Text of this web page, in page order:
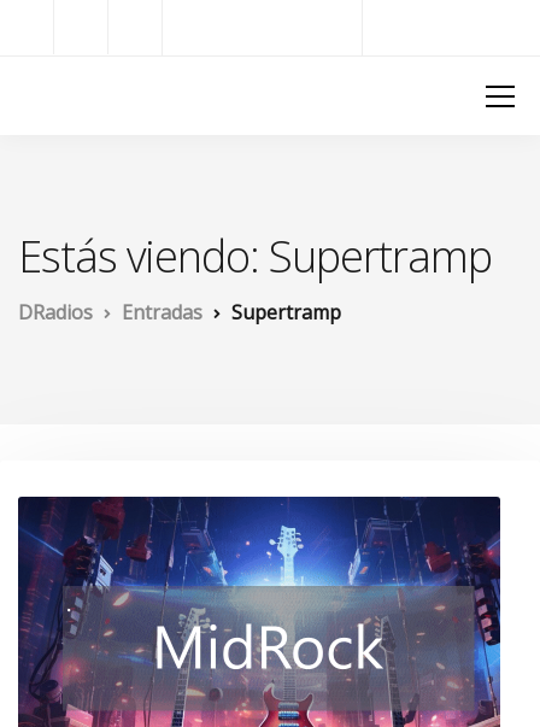
Estás viendo: Supertramp
DRadios Entradas Supertramp